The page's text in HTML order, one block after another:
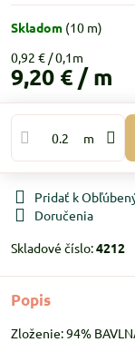
Skladom (10 m)
0,92 €
9,20 € / m
m
Pridať k
Doručenia
Skladové číslo:4212
Popis
Zloženie: 94%